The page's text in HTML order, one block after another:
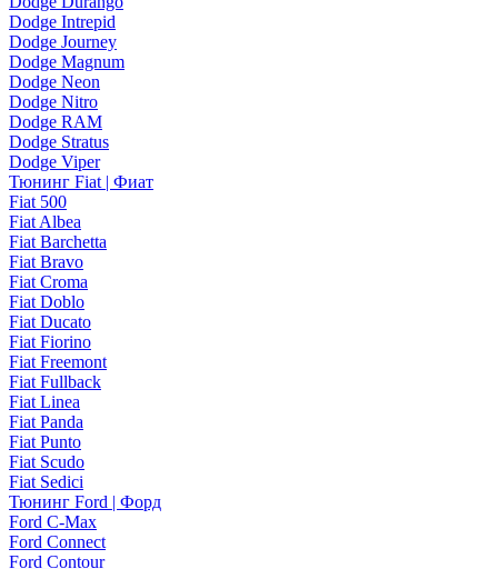
Dodge Intrepid
Dodge Journey
Dodge Magnum
Dodge Neon
Dodge Nitro
Dodge RAM
Dodge Stratus
Dodge Viper
Тюнинг Fiat | Фиат
Fiat 500
Fiat Albea
Fiat Barchetta
Fiat Bravo
Fiat Croma
Fiat Doblo
Fiat Ducato
Fiat Fiorino
Fiat Freemont
Fiat Fullback
Fiat Linea
Fiat Panda
Fiat Punto
Fiat Scudo
Fiat Sedici
Тюнинг Ford | Форд
Ford C-Max
Ford Connect
Ford Contour